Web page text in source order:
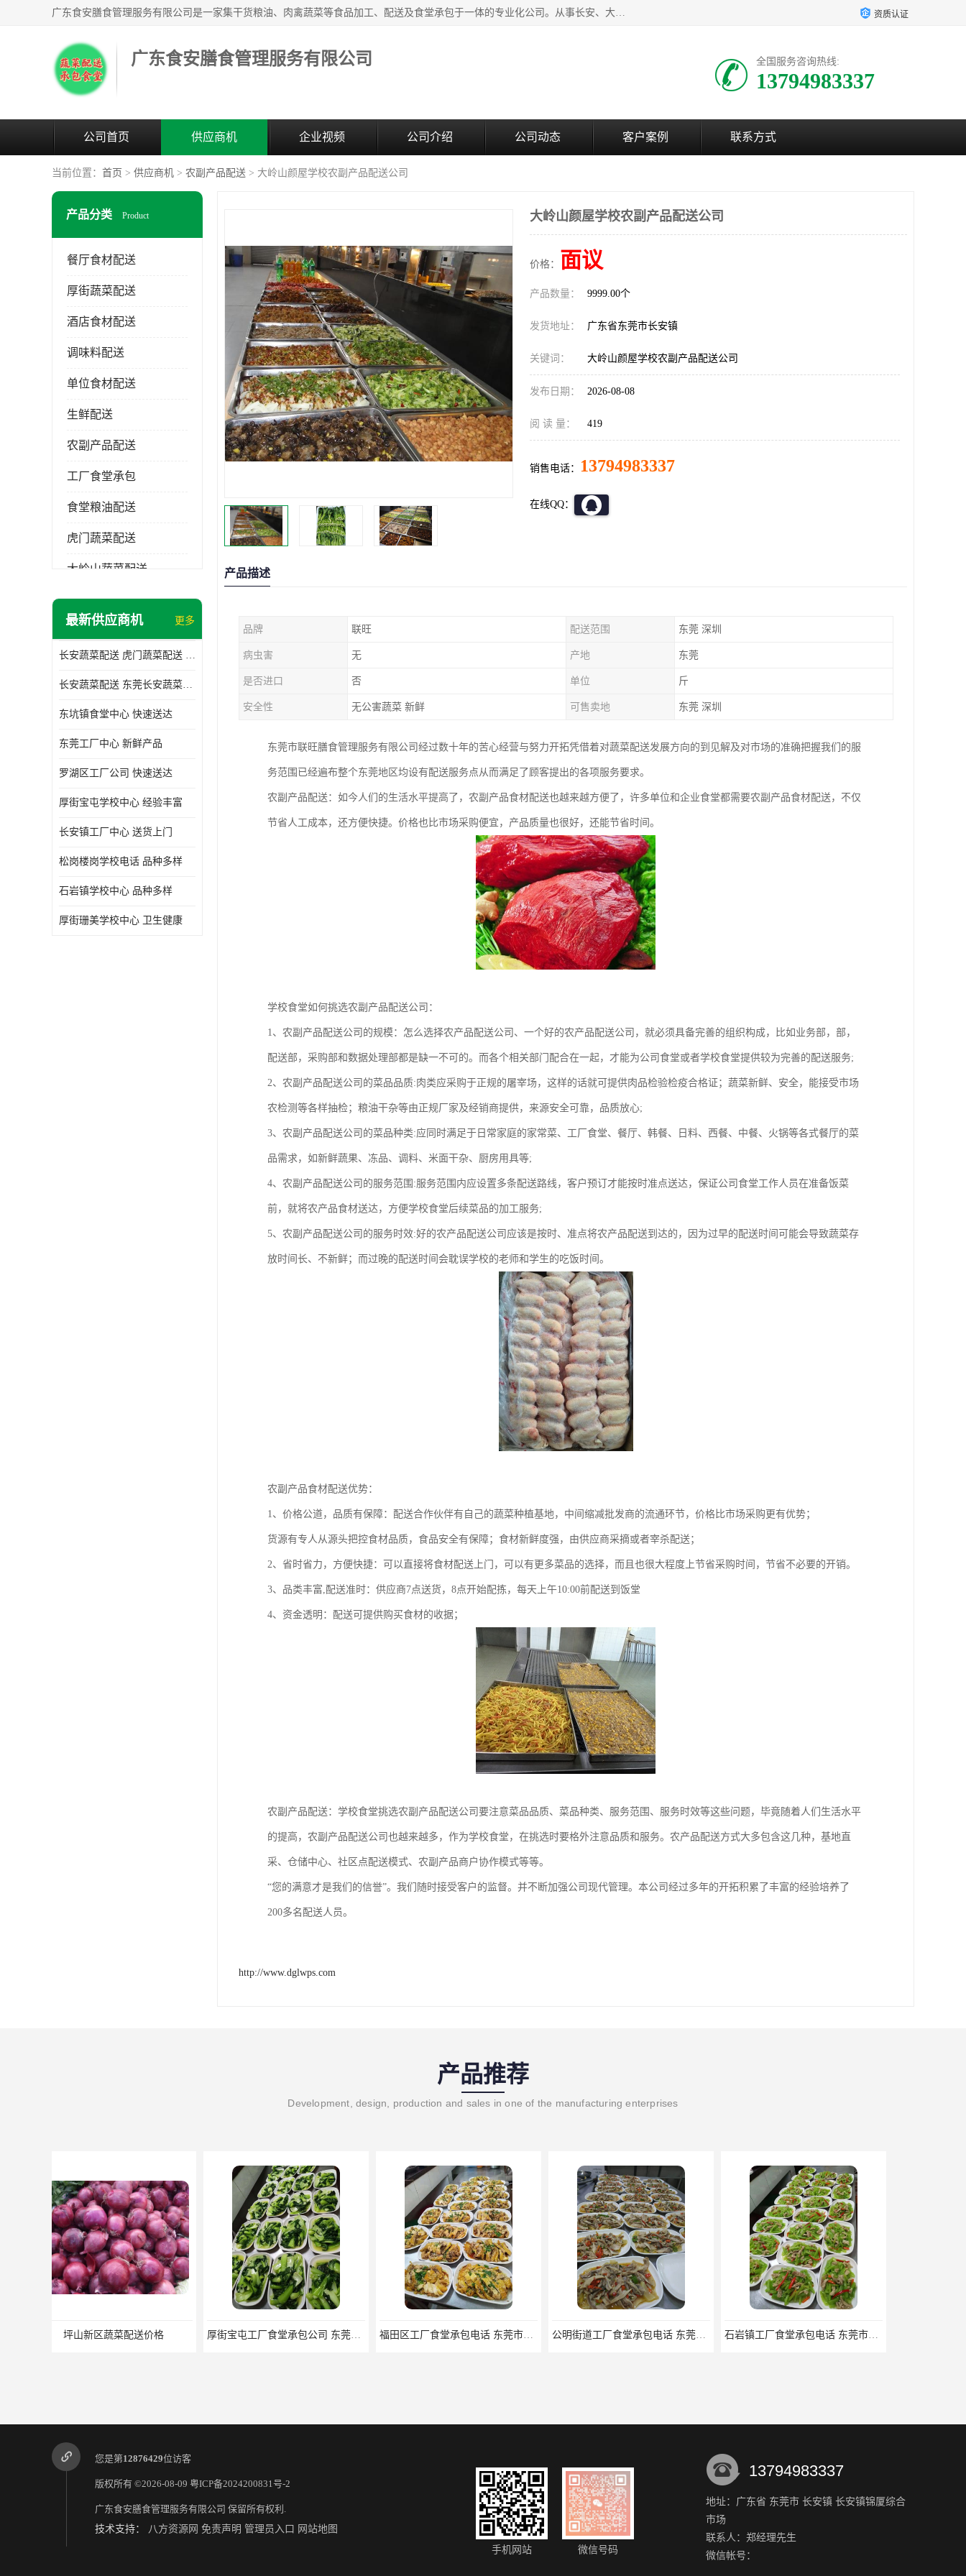
广东食安膳食管理服务有限公司是一家集干货粮油、肉禽蔬菜等食品加工、配送及食堂承包于一体的专业化公司。从事长安、大朗、大岭山、厚街、虎门等地区的蔬菜配送服务。 专业的服务队伍，以及完善的服务机制，经过多年的努力拼搏，赢得了广大客户的信赖和支持。 资质认证
广东食安膳食管理服务有限公司 全国服务咨询热线:
13794983337
公司首页 供应商机 企业视频 公司介绍 公司动态 客户案例 联系方式
当前位置： 首页 > 供应商机 > 农副产品配送 > 大岭山颜屋学校农副产品配送公司
产品分类 Product
餐厅食材配送
厚街蔬菜配送
酒店食材配送
调味料配送
单位食材配送
生鲜配送
农副产品配送
工厂食堂承包
食堂粮油配送
虎门蔬菜配送
大岭山蔬菜配送
长安蔬菜配送
最新供应商机 更多
长安蔬菜配送 虎门蔬菜配送 厚街蔬菜配送 大朗蔬菜配送
长安蔬菜配送 东莞长安蔬菜配送哪家好
东坑镇食堂中心 快速送达
东莞工厂中心 新鲜产品
罗湖区工厂公司 快速送达
厚街宝屯学校中心 经验丰富
长安镇工厂中心 送货上门
松岗楼岗学校电话 品种多样
石岩镇学校中心 品种多样
厚街珊美学校中心 卫生健康
大岭山颜屋学校农副产品配送公司
价格： 面议
产品数量： 9999.00个
发货地址： 广东省东莞市长安镇
关键词： 大岭山颜屋学校农副产品配送公司
发布日期： 2026-08-08
阅 读 量： 419
销售电话： 13794983337
在线QQ：
产品描述
品牌 联旺 配送范围 东莞 深圳
病虫害 无 产地 东莞
是否进口 否 单位 斤
安全性 无公害蔬菜 新鲜 可售卖地 东莞 深圳
东莞市联旺膳食管理服务有限公司经过数十年的苦心经营与努力开拓凭借着对蔬菜配送发展方向的到见解及对市场的准确把握我们的服
务范围已经遍布整个东莞地区均设有配送服务点从而满足了顾客提出的各项服务要求。
农副产品配送：如今人们的生活水平提高了，农副产品食材配送也越来越方便了，许多单位和企业食堂都需要农副产品食材配送，不仅
节省人工成本，还方便快捷。价格也比市场采购便宜，产品质量也很好，还能节省时间。
学校食堂如何挑选农副产品配送公司：
1、农副产品配送公司的规模：怎么选择农产品配送公司、一个好的农产品配送公司，就必须具备完善的组织构成，比如业务部，部，
配送部，采购部和数据处理部都是缺一不可的。而各个相关部门配合在一起，才能为公司食堂或者学校食堂提供较为完善的配送服务;
2、农副产品配送公司的菜品品质:肉类应采购于正规的屠宰场，这样的话就可提供肉品检验检疫合格证；蔬菜新鲜、安全，能接受市场
农检测等各样抽检；粮油干杂等由正规厂家及经销商提供，来源安全可靠，品质放心;
3、农副产品配送公司的菜品种类:应同时满足于日常家庭的家常菜、工厂食堂、餐厅、韩餐、日料、西餐、中餐、火锅等各式餐厅的菜
品需求，如新鲜蔬果、冻品、调料、米面干杂、厨房用具等;
4、农副产品配送公司的服务范围:服务范围内应设置多条配送路线，客户预订才能按时准点送达，保证公司食堂工作人员在准备饭菜
前，就将农产品食材送达，方便学校食堂后续菜品的加工服务;
5、农副产品配送公司的服务时效:好的农产品配送公司应该是按时、准点将农产品配送到达的，因为过早的配送时间可能会导致蔬菜存
放时间长、不新鲜；而过晚的配送时间会耽误学校的老师和学生的吃饭时间。
农副产品食材配送优势：
1、价格公道，品质有保障：配送合作伙伴有自己的蔬菜种植基地，中间缩减批发商的流通环节，价格比市场采购更有优势；
货源有专人从源头把控食材品质，食品安全有保障；食材新鲜度强，由供应商采摘或者宰杀配送；
2、省时省力，方便快捷：可以直接将食材配送上门，可以有更多菜品的选择，而且也很大程度上节省采购时间，节省不必要的开销。
3、品类丰富,配送准时：供应商7点送货，8点开始配拣，每天上午10:00前配送到饭堂
4、资金透明：配送可提供购买食材的收据；
农副产品配送：学校食堂挑选农副产品配送公司要注意菜品品质、菜品种类、服务范围、服务时效等这些问题，毕竟随着人们生活水平
的提高，农副产品配送公司也越来越多，作为学校食堂，在挑选时要格外注意品质和服务。农产品配送方式大多包含这几种，基地直
采、仓储中心、社区点配送模式、农副产品商户协作模式等等。
“您的满意才是我们的信誉”。我们随时接受客户的监督。并不断加强公司现代管理。本公司经过多年的开拓积累了丰富的经验培养了
200多名配送人员。
http://www.dglwps.com
产品推荐
Development, design, production and sales in one of the manufacturing enterprises
厚街宝屯工厂食堂承包公司 东莞市食安膳食管理服务有限公司 福田区工厂食堂承包电话 东莞市食安膳食管理服务有限公司 公明街道工厂食堂承包电话 东莞市食安膳食管理服务有限公司 石岩镇工厂食堂承包电话 东莞市食安膳食管理服务有限公司
松岗沙浦酒店食材配送 东莞市食安膳食管理服务有限公司 中堂镇农副产品配送供应商 东莞市食安膳食管理服务有限公司
您是第12876429位访客
版权所有 ©2026-08-09 粤ICP备2024200831号-2
广东食安膳食管理服务有限公司 保留所有权利.
技术支持： 八方资源网 免责声明 管理员入口 网站地图
手机网站
微信号码
13794983337
地址：广东省 东莞市 长安镇 长安镇锦厦综合
市场
联系人：郑经理先生
微信帐号：